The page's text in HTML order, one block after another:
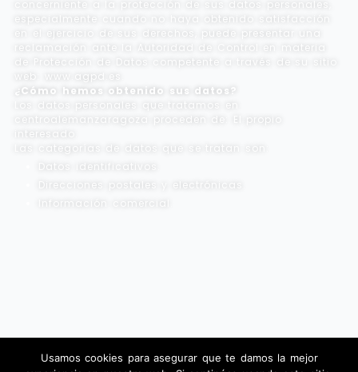
concerniente a la protección de sus datos personales,
especialmente cuando no haya obtenido satisfacción
en el ejercicio de sus derechos, puede presentar una
reclamación ante la Autoridad de Control en materia
de Protección de Datos competente a través de su sitio
web: www.agpd.es.
¿Cómo hemos obtenido sus datos?
Los datos personales que tratamos en
centroalemanzaragoza proceden de: El propio
interesado.
Las categorías de datos que se tratan son:
Datos identificativos.
Direcciones postales y electrónicas.
Información comercial.
Usamos cookies para asegurar que te damos la mejor